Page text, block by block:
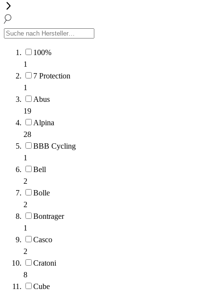
100%
1
7 Protection
1
Abus
19
Alpina
28
BBB Cycling
1
Bell
2
Bolle
2
Bontrager
1
Casco
2
Cratoni
8
Cube